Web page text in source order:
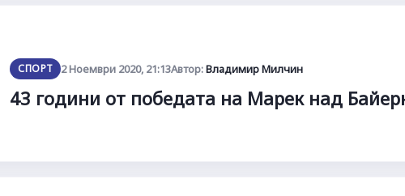
СПОРТ 2 Ноември 2020, 21:13Автор:Владимир Милчин
43 години от победата на Марек над